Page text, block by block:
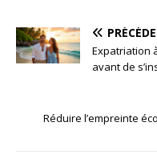
Expatriation
avant de
Réduire l’empreinte